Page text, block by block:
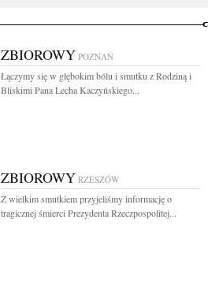
ZBIOROWY POZNAŃ
Łączymy się w głębokim bólu i smutku z Rodziną i
Bliskimi Pana Lecha Kaczyńskiego...
ZBIOROWY RZESZÓW
Z wielkim smutkiem przyjeliśmy informację o
tragicznej śmierci Prezydenta Rzeczpospolitej...